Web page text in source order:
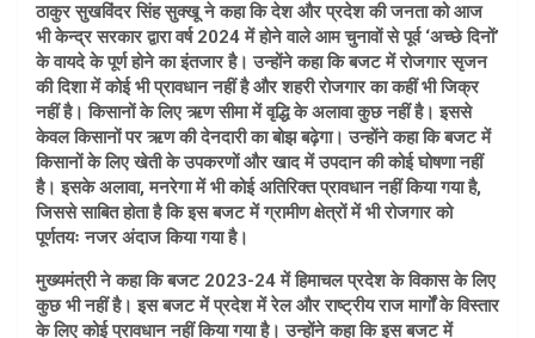
ठाकुर सुखविंदर सिंह सुक्खू ने कहा कि देश और प्रदेश की जनता को आज
भी केन्द्र सरकार द्वारा वर्ष 2024 में होने वाले आम चुनावों से पूर्व ‘अच्छे दिनों’
के वायदे के पूर्ण होने का इंतजार है। उन्होंने कहा कि बजट में रोजगार सृजन
की दिशा में कोई भी प्रावधान नहीं है और शहरी रोजगार का कहीं भी जिक्र
नहीं है। किसानों के लिए ऋण सीमा में वृद्धि के अलावा कुछ नहीं है। इससे
केवल किसानों पर ऋण की देनदारी का बोझ बढ़ेगा। उन्होंने कहा कि बजट में
किसानों के लिए खेती के उपकरणों और खाद में उपदान की कोई घोषणा नहीं
है। इसके अलावा, मनरेगा में भी कोई अतिरिक्त प्रावधान नहीं किया गया है,
जिससे साबित होता है कि इस बजट में ग्रामीण क्षेत्रों में भी रोजगार को
पूर्णतयः नजर अंदाज किया गया है।
मुख्यमंत्री ने कहा कि बजट 2023-24 में हिमाचल प्रदेश के विकास के लिए
कुछ भी नहीं है। इस बजट में प्रदेश में रेल और राष्ट्रीय राज मार्गों के विस्तार
के लिए कोई प्रावधान नहीं किया गया है। उन्होंने कहा कि इस बजट में